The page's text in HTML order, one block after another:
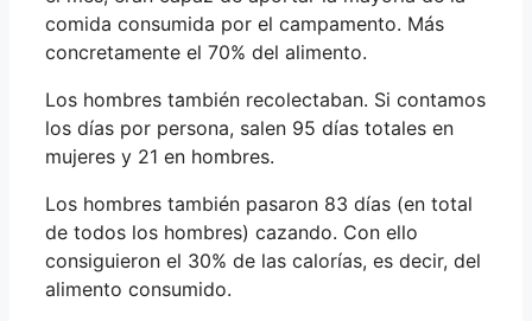
comida consumida por el campamento. Más
concretamente el 70% del alimento.
Los hombres también recolectaban. Si contamos
los días por persona, salen 95 días totales en
mujeres y 21 en hombres.
Los hombres también pasaron 83 días (en total
de todos los hombres) cazando. Con ello
consiguieron el 30% de las calorías, es decir, del
alimento consumido.